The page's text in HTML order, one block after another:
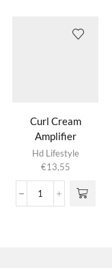
Curl Cream
Amplifier
Hd Lifestyle
€13,55
Curl